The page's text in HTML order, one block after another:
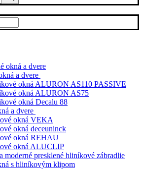
okná a dvere
a dvere
okná ALURON AS110 PASSIVE
okná ALURON AS75
okná Decalu 88
a dvere
okná VEKA
okná deceuninck
okná REHAU
okná ALUCLIP
moderné presklené hliníkové zábradlie
s hliníkovým klipom